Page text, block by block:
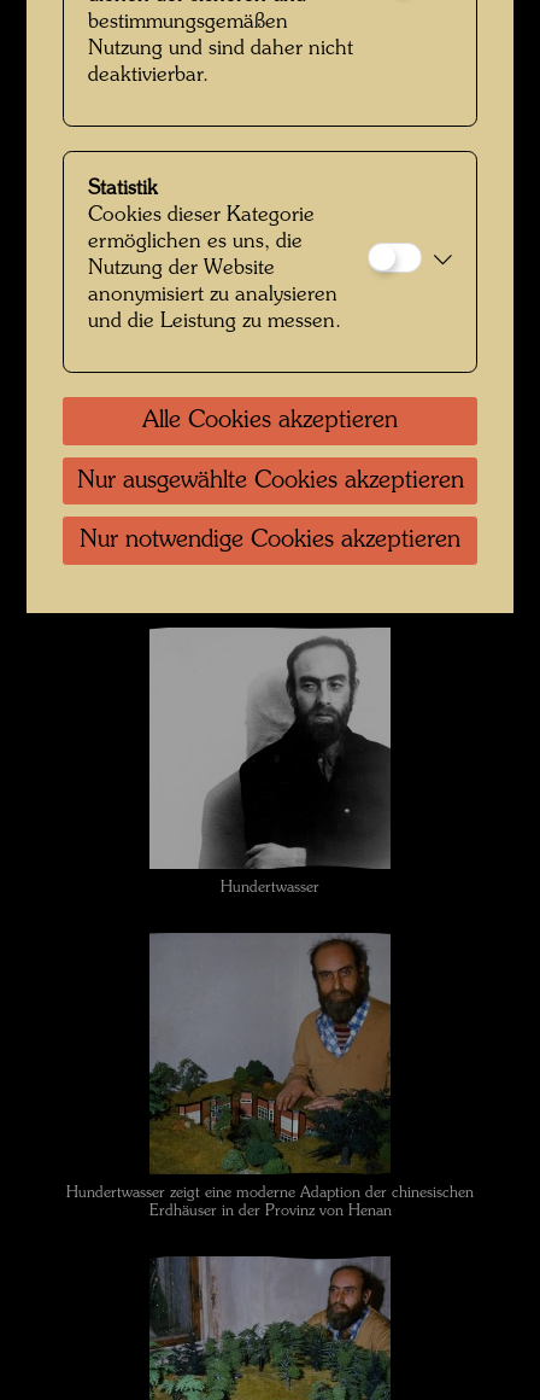
Hundertwasser malt
Hundertwasser
Hundertwasser zeigt eine moderne Adaption der chinesischen
Erdhäuser in der Provinz von Henan
bestimmungsgemäßen
Nutzung und sind daher nicht
deaktivierbar.
Statistik
Cookies dieser Kategorie
ermöglichen es uns, die
Nutzung der Website
anonymisiert zu analysieren
und die Leistung zu messen.
Alle Cookies akzeptieren
Nur ausgewählte Cookies akzeptieren
Nur notwendige Cookies akzeptieren